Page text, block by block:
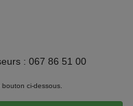
: 067 86 51 00
ci-dessous.